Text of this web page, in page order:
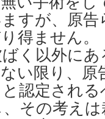
すが、原
得ません
く以外に
い限り、
認定され
その考え